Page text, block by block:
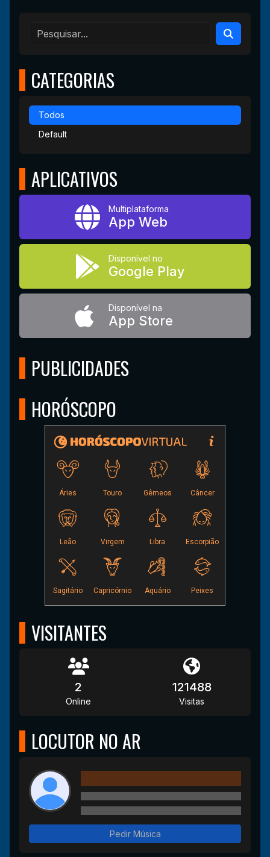
CATEGORIAS
Todos
Default
APLICATIVOS
Multiplataforma
App Web
Disponível no
Google Play
Disponível na
App Store
PUBLICIDADES
HORÓSCOPO
VISITANTES
2
Online
121488
Visitas
LOCUTOR NO AR
Pedir Música